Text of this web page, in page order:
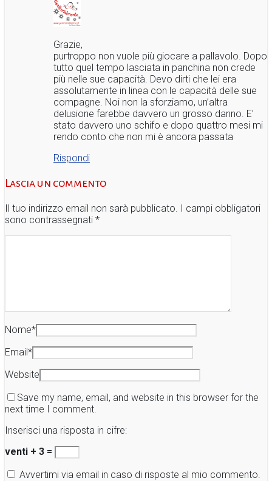
Grazie,
purtroppo non vuole più giocare a pallavolo. Dopo
tutto quel tempo lasciata in panchina non crede
più nelle sue capacità. Devo dirti che lei era
assolutamente in linea con le capacità delle sue
compagne. Noi non la sforziamo, un’altra
delusione farebbe davvero un grosso danno. E’
stato davvero uno schifo e dopo quattro mesi mi
rendo conto che non mi è ancora passata
Rispondi
Lascia un commento
Il tuo indirizzo email non sarà pubblicato. I campi obbligatori
sono contrassegnati *
Nome*
Email*
Website
Save my name, email, and website in this browser for the
next time I comment.
Inserisci una risposta in cifre:
venti + 3 =
Avvertimi via email in caso di risposte al mio commento.